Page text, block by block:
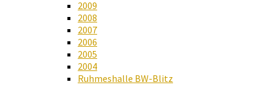
2009
2008
2007
2006
2005
2004
Ruhmeshalle BW-Blitz